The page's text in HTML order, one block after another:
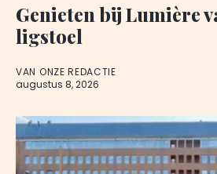
Genieten bij Lumière
ligstoel
VAN ONZE REDACTIE
augustus 8, 2026